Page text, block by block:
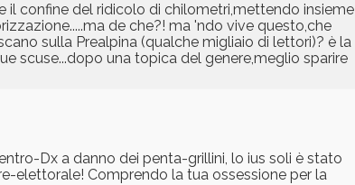
il confine del ridicolo di chilometri,mettendo insieme
de che?! ma 'ndo vive questo,che
sulla Prealpina (qualche migliaio di lettori)? è la
scuse...dopo una topica del genere,meglio sparire
Dx a danno dei penta-grillini, lo ius soli è stato
elettorale! Comprendo la tua ossessione per la